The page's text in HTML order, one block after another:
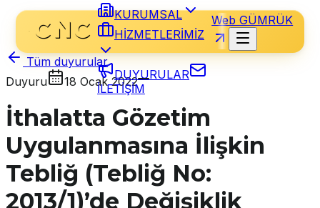
KURUMSAL
HİZMETLERİMİZ
DUYURULAR
İLETİŞİM
Web GÜMRÜK
Tüm duyurular
Duyuru
18 Ocak 2022
İthalatta Gözetim
Uygulanmasına İlişkin
Tebliğ (Tebliğ No:
2013/1)’de Değişiklik